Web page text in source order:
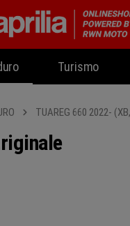
Turismo
TUAREG 660 2022-